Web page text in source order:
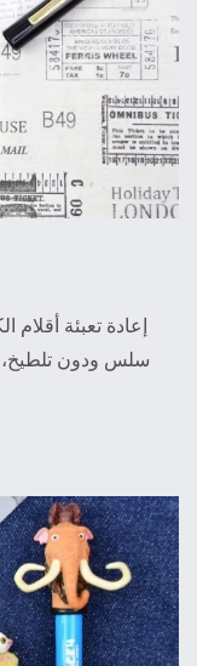
إعادة تعبئة
سلس ودون تلطيخ،